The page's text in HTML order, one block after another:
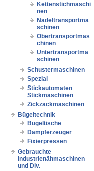
Kettenstichmaschi
nen
Nadeltransportma
schinen
Obertransportmas
chinen
Untertransportma
schinen
Schustermaschinen
Spezial
Stickautomaten
Stickmaschinen
Zickzackmaschinen
Bügeltechnik
Bügeltische
Dampferzeuger
Fixierpressen
Gebrauchte
Industrienähmaschinen
und Div.